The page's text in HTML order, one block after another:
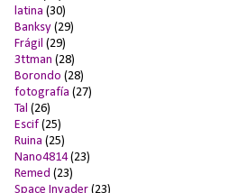
latina (30)
Banksy (29)
Frágil (29)
3ttman (28)
Borondo (28)
fotografía (27)
Tal (26)
Escif (25)
Ruina (25)
Nano4814 (23)
Remed (23)
Space Invader (23)